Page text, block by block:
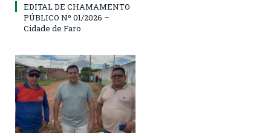
EDITAL DE CHAMAMENTO
PÚBLICO Nº 01/2026 –
Cidade de Faro